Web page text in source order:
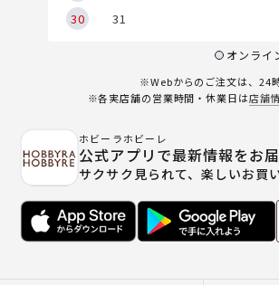
30
31
オンライ
※Webからのご注文は、24
※各実店舗の営業時間・休業日は店舗
ホビーラホビーレ
公式アプリで最新情報をお届
サクサク見られて、楽しいお買